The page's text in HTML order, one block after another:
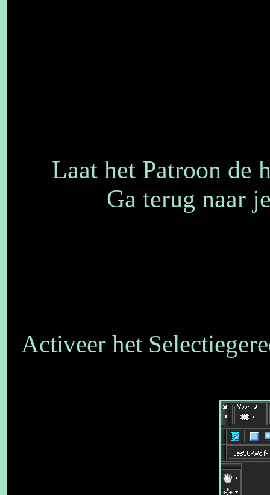
Laat het Patroon de
Ga terug naar
Activeer het